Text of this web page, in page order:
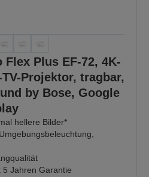
Plus EF-72, 4K-
Projektor, tragbar,
by Bose, Google
hellere Bilder*
5 Jahren Garantie